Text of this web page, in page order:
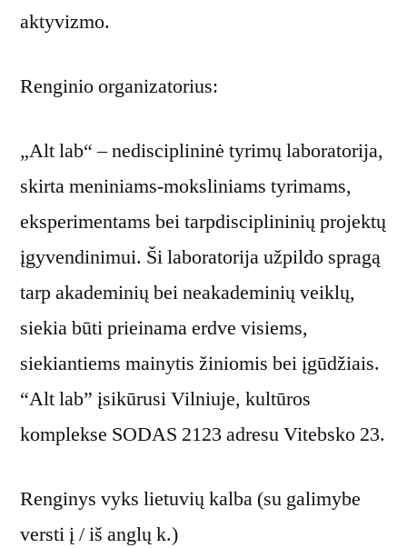
aktyvizmo.
Renginio organizatorius:
„Alt lab“ – nedisciplininė tyrimų laboratorija,
skirta meniniams-moksliniams tyrimams,
eksperimentams bei tarpdisciplininių projektų
įgyvendinimui. Ši laboratorija užpildo spragą
tarp akademinių bei neakademinių veiklų,
siekia būti prieinama erdve visiems,
siekiantiems mainytis žiniomis bei įgūdžiais.
“Alt lab” įsikūrusi Vilniuje, kultūros
komplekse SODAS 2123 adresu Vitebsko 23.
Renginys vyks lietuvių kalba (su galimybe
versti į / iš anglų k.)